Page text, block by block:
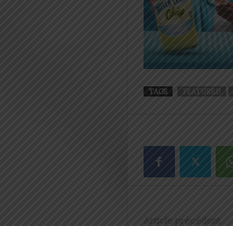
TAGS FEATURED
Article précédent